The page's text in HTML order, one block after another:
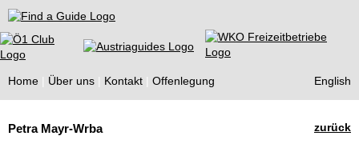
Find a Guide
Home Über uns Kontakt Offenlegung English
Guides
zurück
Petra Mayr-Wrba